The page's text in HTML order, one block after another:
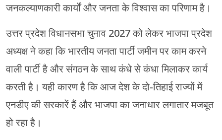
जनकल्याणकारी कार्यों और जनता के विश्वास का परिणाम है।
उत्तर प्रदेश विधानसभा चुनाव 2027 को लेकर भाजपा प्रदेश
अध्यक्ष ने कहा कि भारतीय जनता पार्टी जमीन पर काम करने
वाली पार्टी है और संगठन के साथ कंधे से कंधा मिलाकर कार्य
करती है। यही कारण है कि आज देश के दो-तिहाई राज्यों में
एनडीए की सरकारें हैं और भाजपा का जनाधार लगातार मजबूत
हो रहा है।